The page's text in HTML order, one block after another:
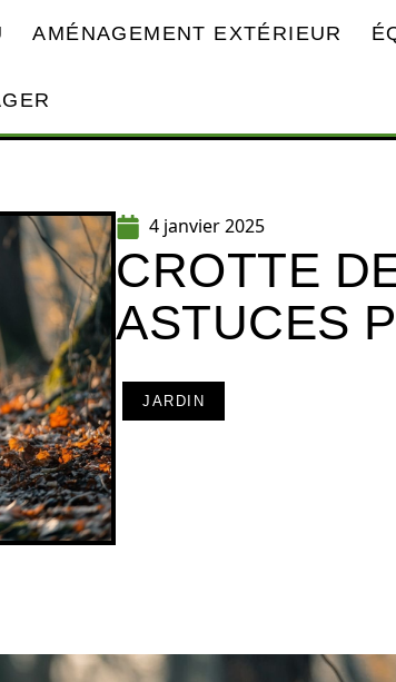
AMÉNAGEMENT EXTÉRIEUR
4 janvier 2025
CROTTE
ASTUCES
JARDIN